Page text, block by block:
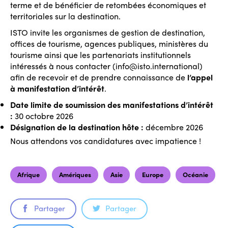
terme et de bénéficier de retombées économiques et
territoriales sur la destination.
ISTO invite les organismes de gestion de destination,
offices de tourisme, agences publiques, ministères du
tourisme ainsi que les partenariats institutionnels
intéressés à nous contacter (info@isto.international)
afin de recevoir et de prendre connaissance de l’appel
à manifestation d’intérêt.
Date limite de soumission des manifestations d’intérêt
: 30 octobre 2026
Désignation de la destination hôte : décembre 2026
Nous attendons vos candidatures avec impatience !
Afrique Amériques Asie Europe Océanie
Partager Partager
ISTO
Qui nous sommes
Pourquoi adhérer à ISTO
Congrès Mondial 2024
Awards 2024
Contact
eLibrary
Régions
Afrique
Thématiques